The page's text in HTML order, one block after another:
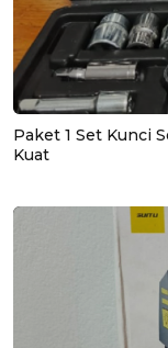
Paket 1 Set Kunci
Kuat